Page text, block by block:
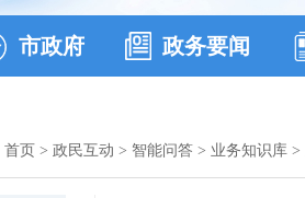
市政府 政务要闻
首页 > 政民互动 > 智能问答 > 业务知识库 >